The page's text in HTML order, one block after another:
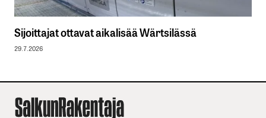
Sijoittajat ottavat aikalisää Wärtsilässä
29.7.2026